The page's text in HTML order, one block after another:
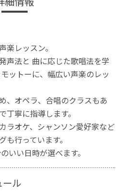
楽レッスン。
声法と 曲に応じた歌唱法を学
ットーに、幅広い声楽のレッ
、オペラ、合唱のクラスもあ
丁寧に指導します。
ラオケ、シャンソン愛好家など
も行っています。
いい日時が選べます。
ール